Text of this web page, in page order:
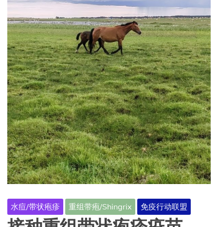
眼
的
风
险
有
关
水痘/带状疱疹 重组带疱/Shingrix 免疫行动联盟